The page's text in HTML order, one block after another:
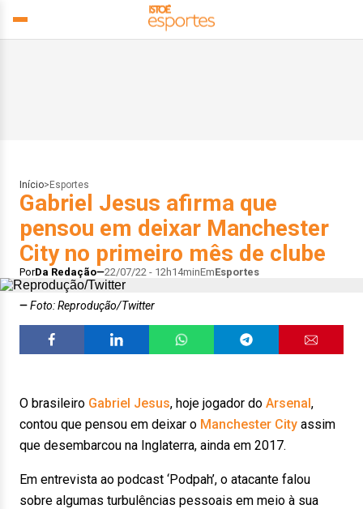
Início> Esportes
Gabriel Jesus afirma que
pensou em deixar Manchester
City no primeiro mês de clube
PorDa Redação 22/07/22 - 12h14minEmEsportes
Foto: Reprodução/Twitter
O brasileiro Gabriel Jesus, hoje jogador do Arsenal,
contou que pensou em deixar o Manchester City assim
que desembarcou na Inglaterra, ainda em 2017.
Em entrevista ao podcast ‘Podpah’, o atacante falou
sobre algumas turbulências pessoais em meio à sua